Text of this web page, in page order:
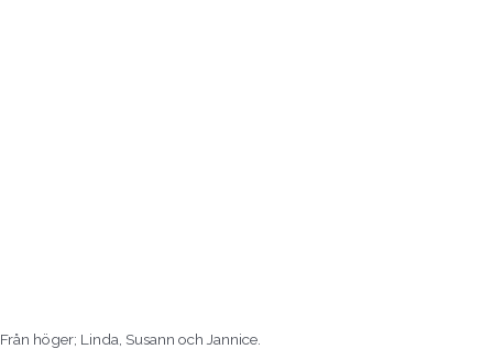
Från höger; Linda, Susann och Jannice.